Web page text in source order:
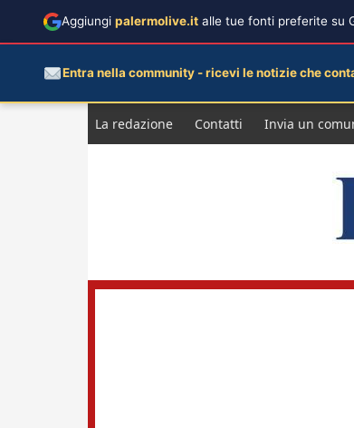
La redazione Contatti Invia un
Aggiungi palermolive.it alle tue fonti preferite su
Entra nella community - ricevi le notizie che